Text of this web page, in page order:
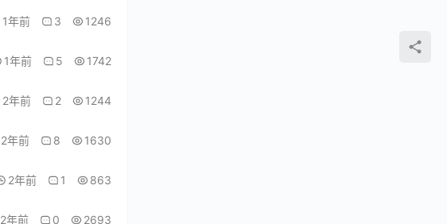
1年前 3 1246
1年前 5 1742
2年前 2 1244
2年前 8 1630
2年前 1 863
2年前 0 2693